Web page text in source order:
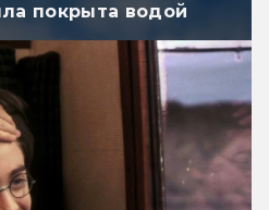
покрыта водой